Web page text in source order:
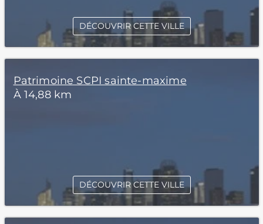
DÉCOUVRIR CETTE VILLE
Patrimoine SCPI sainte-maxime
À 14,88 km
DÉCOUVRIR CETTE VILLE